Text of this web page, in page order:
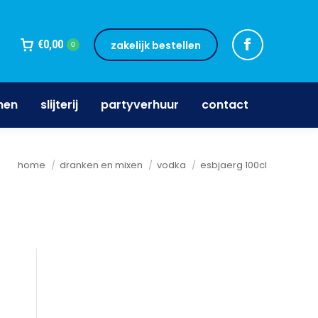
€0,00 0 zakelijk bestellen
slijterij partyverhuur contact
Je bent hier:
home dranken en mixen vodka esbjaerg 100cl